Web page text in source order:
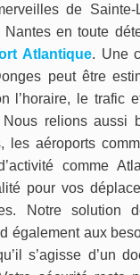
de Sainte-
en toute
Atlantique. Une
peut être
l’horaire, le trafic
relions aussi
les aéroports
comme
pour vos
Notre solution
également aux
s’agisse d’un